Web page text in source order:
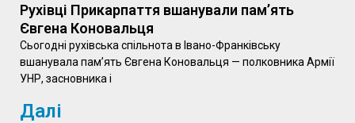
Рухівці Прикарпаття вшанували пам’ять
Євгена Коновальця
Сьогодні рухівська спільнота в Івано-Франківську
вшанувала пам’ять Євгена Коновальця — полковника Армії
УНР, засновника і
Далі